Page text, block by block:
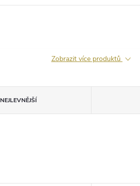
Zobrazit více produktů
NEJLEVNĚJŠÍ